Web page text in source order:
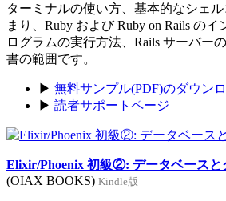
ターミナルの使い方、基本的なシェ
まり、Ruby および Ruby on Rails の
ログラムの実行方法、Rails サーバー
書の範囲です。
▶ 無料サンプル(PDF)のダウン
▶ 読者サポートページ
Elixir/Phoenix 初級②: データベースと
(OIAX BOOKS) Kindle版